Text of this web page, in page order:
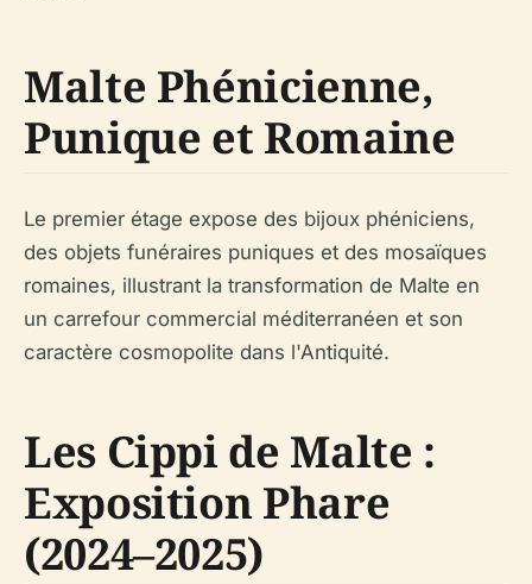
Malte Phénicienne,
Punique et Romaine
Le premier étage expose des bijoux phéniciens,
des objets funéraires puniques et des mosaïques
romaines, illustrant la transformation de Malte en
un carrefour commercial méditerranéen et son
caractère cosmopolite dans l'Antiquité.
Les Cippi de Malte :
Exposition Phare
(2024–2025)